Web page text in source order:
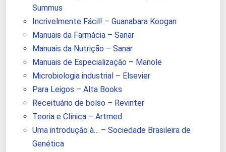
Summus
Incrivelmente Fácil! – Guanabara Koogan
Manuais da Farmácia – Sanar
Manuais da Nutrição – Sanar
Manuais de Especialização – Manole
Microbiologia industrial – Elsevier
Para Leigos – Alta Books
Receituário de bolso – Revinter
Teoria e Clínica – Artmed
Uma introdução à… – Sociedade Brasileira de
Genética